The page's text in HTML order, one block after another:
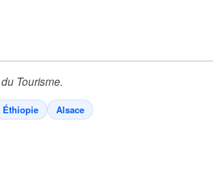
Tourisme.
Éthiopie Alsace